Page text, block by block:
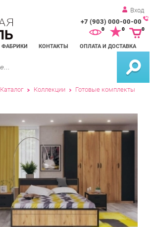
Вход
+7 (903) 000-00-00
ФАБРИКИ КОНТАКТЫ ОПЛАТА И ДОСТАВКА
0 0
Каталог Коллекции Готовые комплекты